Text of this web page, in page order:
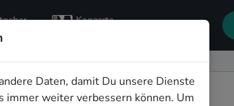
Konzerte
Daten, damit Du unsere Dienste
immer weiter verbessern können. Um